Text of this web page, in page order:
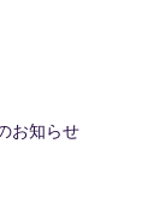
お知らせ